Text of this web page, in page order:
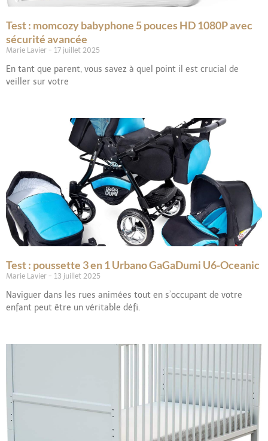
Test : momcozy babyphone 5 pouces HD 1080P avec
sécurité avancée
Marie Lavier 17 juillet 2025
En tant que parent, vous savez à quel point il est crucial de
veiller sur votre
Test : poussette 3 en 1 Urbano GaGaDumi U6-Oceanic
Marie Lavier 13 juillet 2025
Naviguer dans les rues animées tout en s’occupant de votre
enfant peut être un véritable défi.